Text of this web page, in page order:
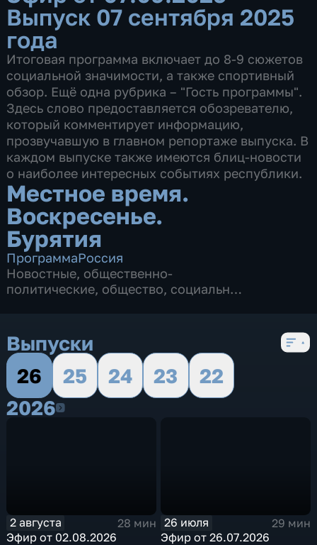
Выпуск 07 сентября 2025
года
Итоговая программа включает до 8-9 сюжетов
социальной значимости, а также спортивный
обзор. Ещё одна рубрика – "Гость программы".
Здесь слово предоставляется обозревателю,
который комментирует информацию,
прозвучавшую в главном репортаже выпуска. В
каждом выпуске также имеются блиц-новости
о наиболее интересных событиях республики.
Местное время.
Воскресенье.
Бурятия
ПрограммаРоссия
Новостные, общественно-
политические, общество, социально-
Выпуски
26
25 24 23
22
20262026
2 августа
28 мин
Эфир от 02.08.2026
26 июля
29 мин
Эфир от 26.07.2026